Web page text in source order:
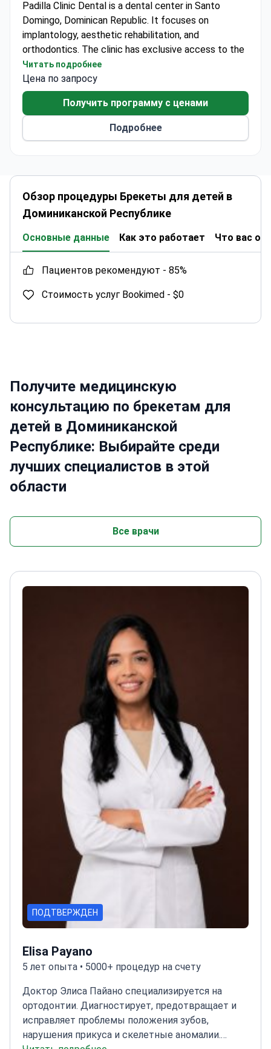
Padilla Clinic Dental is a dental center in Santo
Domingo, Dominican Republic. It focuses on
implantology, aesthetic rehabilitation, and
orthodontics. The clinic has exclusive access to the
Lightouch Láser system in the country. This
technology allows non-surgical snoring treatment
without incisions or anesthesia. It also supports gum
therapy and advanced laser apicoectomy.
The clinic has run for over 40 years. Dr. John Padilla
founded it and has around 30 years of clinical
treatments. Doctors trained in the United States,
Chile, and Brazil. The facility uses digital smile design
Читать подробнее
Цена по запросу
Получить программу с ценами
Подробнее
Обзор процедуры Брекеты для детей в
Доминиканской Республике
Основные данные Как это работает Что вас
пациентов рекомендуют - 85%
Стоимость услуг Bookimed - $0
Получите медицинскую
консультацию по брекетам для
детей в Доминиканской
Республике: Выбирайте среди
лучших специалистов в этой
области
Все врачи
ПОДТВЕРЖДЕН
Elisa Payano
5 лет опыта • 5000+ процедур на счету
Доктор Элиса Пайано специализируется на
ортодонтии. Диагностирует, предотвращает и
исправляет проблемы положения зубов,
нарушения прикуса и скелетные аномалии.